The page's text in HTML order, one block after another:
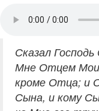
Сказал
Мне Отцем
кроме Отца; и
Сына, и кому